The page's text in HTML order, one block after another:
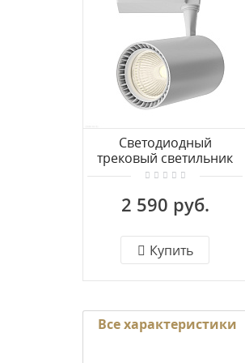
Светодиодный
трековый светильник
для 1-фазного
Vuoro TR003-1-26W3K-S-
2 590 руб.
Купить
Все характеристики